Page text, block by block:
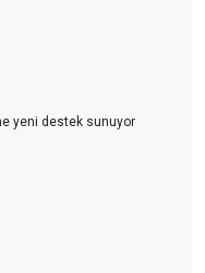
yeni destek sunuyor